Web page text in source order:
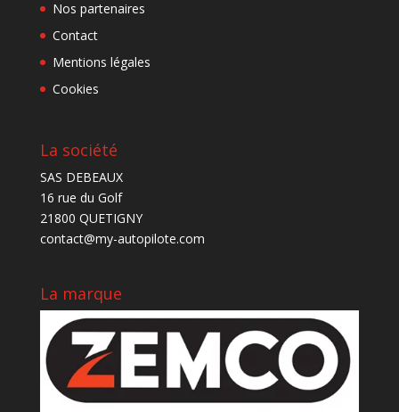
Nos partenaires
Contact
Mentions légales
Cookies
La société
SAS DEBEAUX
16 rue du Golf
21800 QUETIGNY
contact@my-autopilote.com
La marque